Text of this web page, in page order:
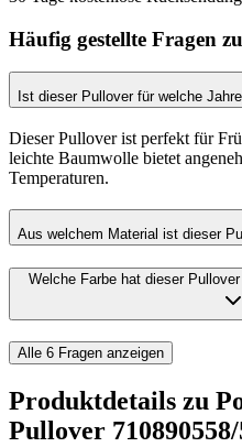
Häufig gestellte Fragen
Ist dieser Pullover für welche
Dieser Pullover ist perfekt für
leichte Baumwolle bietet
Temperaturen.
Aus welchem Material ist dieser
Welche Farbe hat dieser
Alle 6 Fragen anzeigen
Produktdetails zu
Pullover